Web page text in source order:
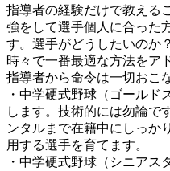
指導者の経験だけで教える
強をして選手個人に合った
す。選手がどうしたいのか
時々で一番最適な方法をア
指導者から命令は一切おこ
・中学硬式野球（ゴール
します。技術的には勿論で
ンタルまで在籍中にしっか
用する選手を育てます。
・中学硬式野球（シニアス